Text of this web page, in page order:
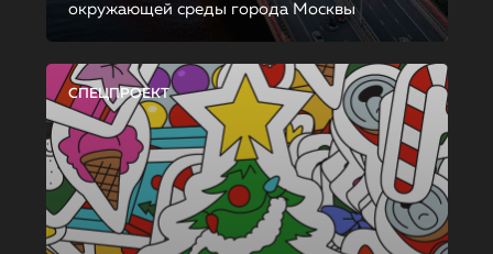
окружающей среды города Москвы
СПЕЦПРОЕКТ